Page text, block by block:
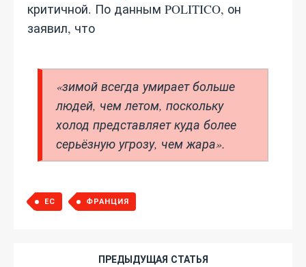
критичной. По данным POLITICO, он
заявил, что
«зимой всегда умирает больше
людей, чем летом, поскольку
холод представляет куда более
серьёзную угрозу, чем жара».
ЕС ФРАНЦИЯ
ПРЕДЫДУЩАЯ СТАТЬЯ